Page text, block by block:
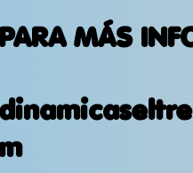
PARA MÁS
m